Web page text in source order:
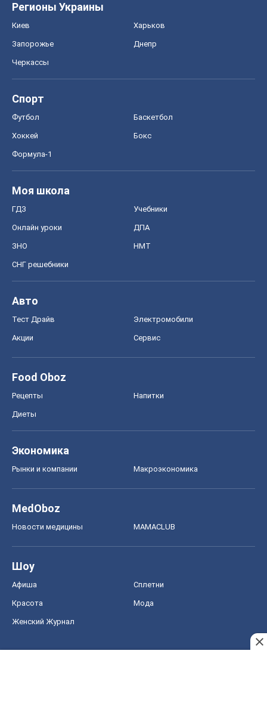
Регионы Украины
Киев Харьков
Запорожье Днепр
Черкассы
Спорт
Футбол Баскетбол
Хоккей Бокс
Формула-1
Моя школа
ГДЗ Учебники
Онлайн уроки ДПА
ЗНО НМТ
СНГ решебники
Авто
Тест Драйв Электромобили
Акции Сервис
Food Oboz
Рецепты Напитки
Диеты
Экономика
Рынки и компании Mакроэкономика
MedOboz
Новости медицины MAMACLUB
Шоу
Афиша Сплетни
Красота Мода
Женский Журнал